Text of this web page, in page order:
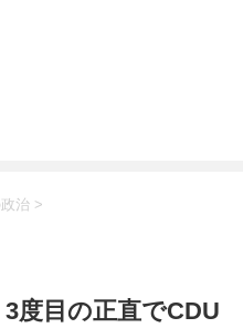
政治 >
度目の正直でCDU